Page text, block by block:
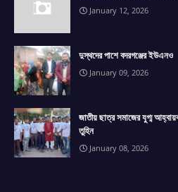
January 12, 2026
দুস্থদের পাশে বদরগঞ্জের ইউএনও
January 09, 2026
জাতীয় ছাত্র সমাজের যুগ্ম
তুহিন
January 08, 2026